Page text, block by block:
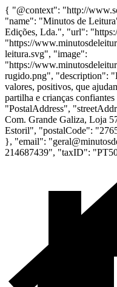
{ "@context": "http://
"name": "Minutos de
Edições, Lda.", "url":
"https://
leitura.svg", "image":
"https://
rugido.png", "description":
valores, positivos, que
partilha e crianças
"PostalAddress",
Com. Grande Galiza, Loja
Estoril", "postalCode":
}, "email":
214687439", "taxID":